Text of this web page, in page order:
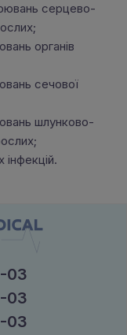
серцево-
органів
сечової
шлунково-
інфекцій.
03
03
03